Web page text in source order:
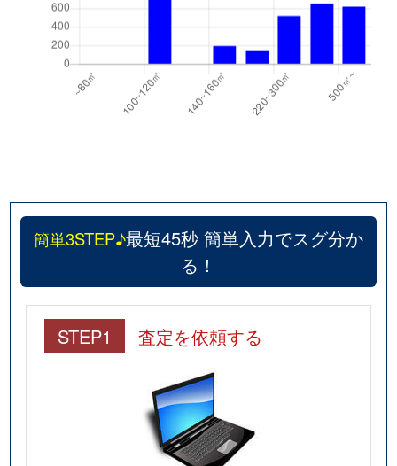
簡単3STEP♪最短45秒 簡単入力でスグ分か
る！
STEP1 査定を依頼する